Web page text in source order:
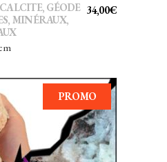
34,00€
, GÉODE
, MINÉRAUX,
PROMO